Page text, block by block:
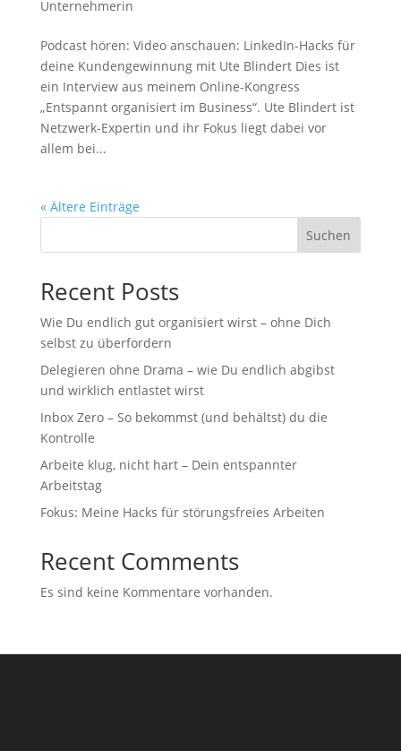
Unternehmerin
Podcast hören: Video anschauen: LinkedIn-Hacks für
deine Kundengewinnung mit Ute Blindert Dies ist
ein Interview aus meinem Online-Kongress
„Entspannt organisiert im Business“. Ute Blindert ist
Netzwerk-Expertin und ihr Fokus liegt dabei vor
allem bei...
« Ältere Einträge
Suchen
Recent Posts
Wie Du endlich gut organisiert wirst – ohne Dich
selbst zu überfordern
Delegieren ohne Drama – wie Du endlich abgibst
und wirklich entlastet wirst
Inbox Zero – So bekommst (und behältst) du die
Kontrolle
Arbeite klug, nicht hart – Dein entspannter
Arbeitstag
Fokus: Meine Hacks für störungsfreies Arbeiten
Recent Comments
Es sind keine Kommentare vorhanden.